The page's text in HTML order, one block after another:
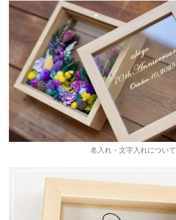
名入れ・文字入れについて